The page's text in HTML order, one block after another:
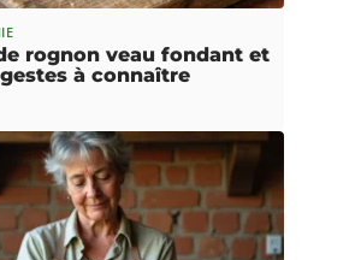
rognon veau fondant et
à connaître